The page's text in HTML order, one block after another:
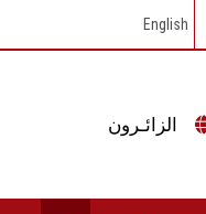
English